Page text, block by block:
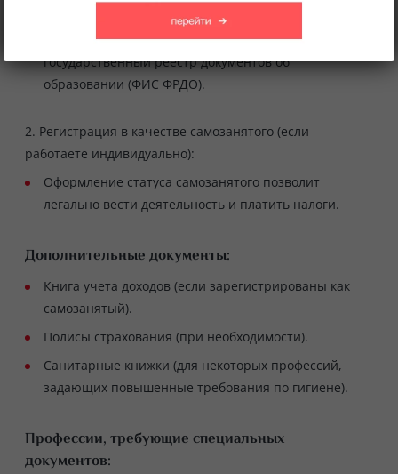
Свидетельство должно быть занесено в
государственный реестр документов об
образовании (ФИС ФРДО).
2. Регистрация в качестве самозанятого (если
работаете индивидуально):
Оформление статуса самозанятого позволит
легально вести деятельность и платить налоги.
Дополнительные документы:
Книга учета доходов (если зарегистрированы как
самозанятый).
Полисы страхования (при необходимости).
Санитарные книжки (для некоторых профессий,
задающих повышенные требования по гигиене).
Профессии, требующие специальных
документов: